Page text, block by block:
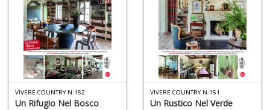
VIVERE COUNTRY N.152
Un Rifugio Nel Bosco
VIVERE COUNTRY N.151
Un Rustico Nel Verde